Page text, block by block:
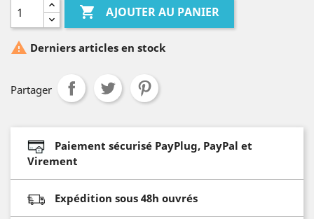
 AJOUTER AU PANIER
 Derniers articles en stock
Partager
Paiement sécurisé PayPlug, PayPal et
Virement
Expédition sous 48h ouvrés